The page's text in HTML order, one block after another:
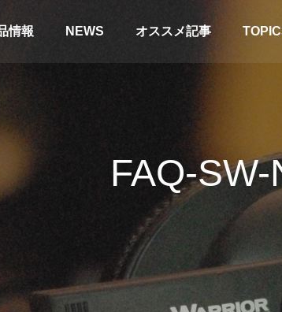
情報 NEWS オススメ記事
【ヘッドセット】SW-H1・SW-HW1・
SW-NS1比較。「お気に入り」を見つ
【
タル/
FAQ-SW-